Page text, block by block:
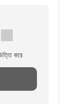
করে